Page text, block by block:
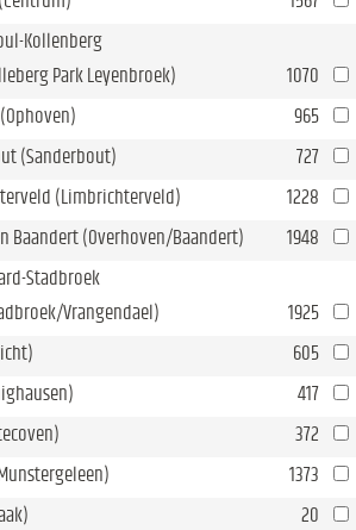
Kollenberg
Park Leyenbroek)
1070
965
(Sanderbout)
727
(Limbrichterveld)
1228
Baandert (Overhoven/Baandert) 1948
Stadbroek
Vrangendael)
1925
605
417
372
1373
20